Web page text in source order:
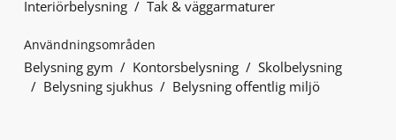
Interiörbelysning Tak & väggarmaturer
Användningsområden
Belysning gym Kontorsbelysning
Skolbelysning
Belysning sjukhus
Belysning offentlig miljö